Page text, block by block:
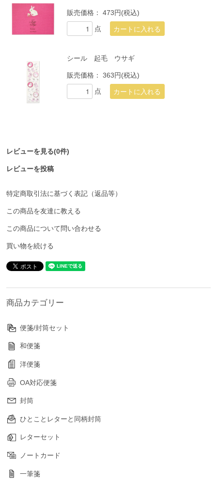
販売価格：473円(税込)
点
シール 起毛 ウサギ
販売価格：363円(税込)
点
レビューを見る(0件)
レビューを投稿
特定商取引法に基づく表記（返品等）
この商品を友達に教える
この商品について問い合わせる
買い物を続ける
商品カテゴリー
便箋/封筒セット
和便箋
洋便箋
OA対応便箋
封筒
ひとことレターと同柄封筒
レターセット
ノートカード
一筆箋